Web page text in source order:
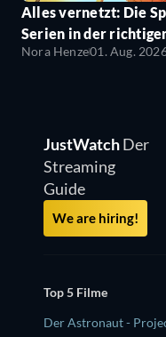
Alles vernetzt: Die
Serien in der
Nora Henze01. Aug.
JustWatchDer
Streaming
Guide
We are hiring!
Top 5 Filme
Der Astronaut -